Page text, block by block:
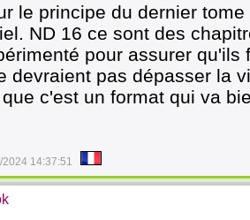
le principe du dernier
ND 16 ce sont des
pour assurer
devraient pas dépasser la
c'est un format qui va
2024 14:37:51